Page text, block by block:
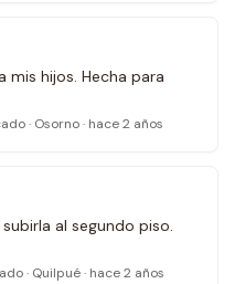
mis hijos. Hecha para
· Osorno · hace 2 años
al segundo piso.
· Quilpué · hace 2 años